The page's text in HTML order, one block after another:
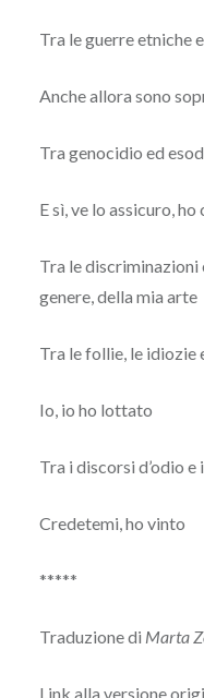
Tra le guerre etniche
Anche allora sono
Tra genocidio ed
E sì, ve lo assicuro,
Tra le discriminazioni
genere, della mia arte
Tra le follie, le idiozie
Io, io ho lottato
Tra i discorsi d’odio
Credetemi, ho vinto
*****
Traduzione di Marta
Link alla versione